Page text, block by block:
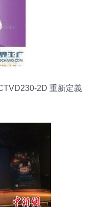
2D 重新定義